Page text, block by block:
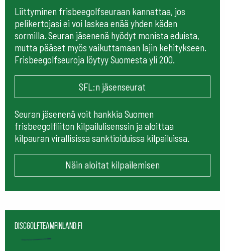
Liittyminen frisbeegolfseuraan kannattaa, jos
pelikertojasi ei voi laskea enää yhden käden
sormilla. Seuran jäsenenä hyödyt monista eduista,
mutta pääset myös vaikuttamaan lajin kehitykseen.
Frisbeegolfseuroja löytyy Suomesta yli 200.
SFL:n jäsenseurat
Seuran jäsenenä voit hankkia Suomen
frisbeegolfliiton kilpailulisenssin ja aloittaa
kilpauran virallisissa sanktioiduissa kilpailuissa.
Näin aloitat kilpailemisen
Discgolfteamfinland.fi